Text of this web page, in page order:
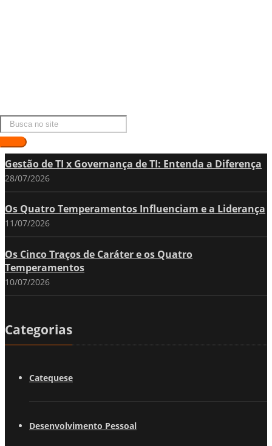
Últimas Postagens
Gestão de TI x Governança de TI: Entenda a Diferença
28/07/2026
Os Quatro Temperamentos Influenciam e a Liderança
11/07/2026
Os Cinco Traços de Caráter e os Quatro
Temperamentos
10/07/2026
Categorias
Catequese
Desenvolvimento Pessoal